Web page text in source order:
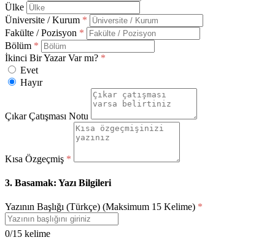
Ülke
Üniversite / Kurum *
Fakülte / Pozisyon *
Bölüm *
İkinci Bir Yazar Var mı? *
Evet
Hayır
Çıkar Çatışması Notu
Kısa Özgeçmiş *
3. Basamak: Yazı Bilgileri
Yazının Başlığı (Türkçe) (Maksimum 15 Kelime) *
0/15 kelime